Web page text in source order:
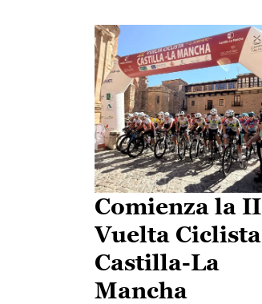
Comienza la II
Vuelta Ciclista
Castilla-La
Mancha